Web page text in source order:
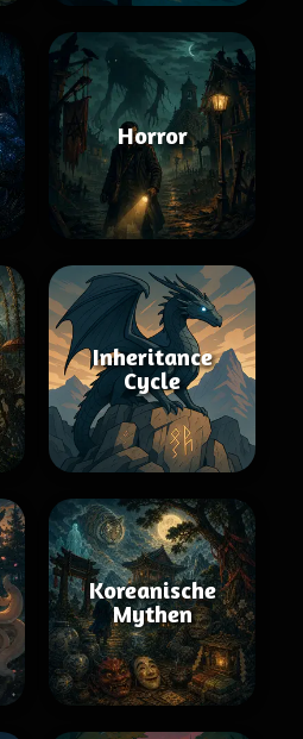
Horror
Inheritance
Cycle
Koreanische
Mythen